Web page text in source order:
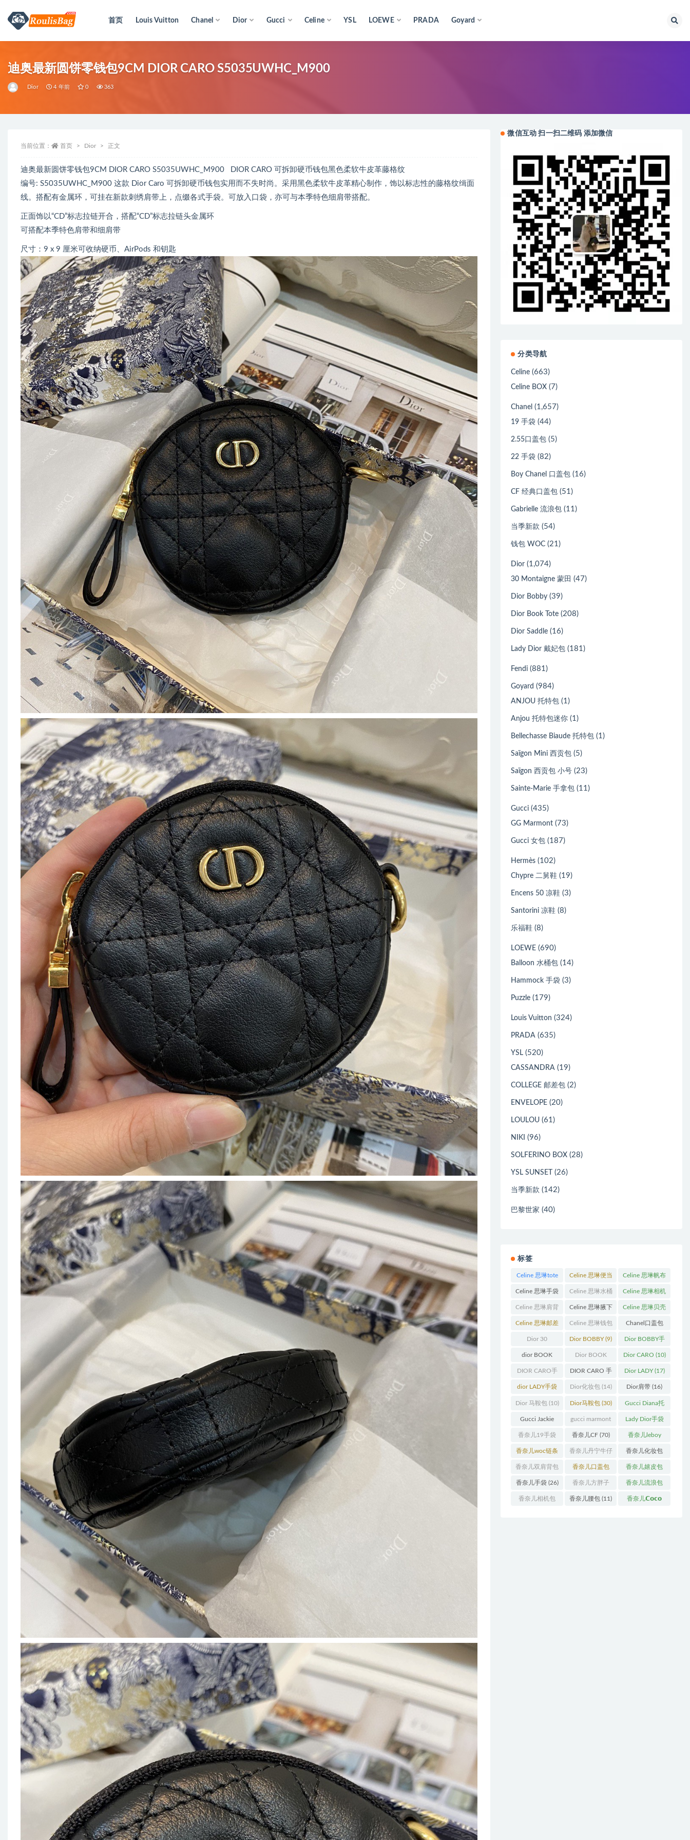
首页 Louis Vuitton Chanel Dior Gucci Celine YSL LOEWE PRADA Goyard
迪奥最新圆饼零钱包9CM DIOR CARO S5035UWHC_M900
Dior 4 年前 0 363
当前位置： 首页 Dior 正文
迪奥最新圆饼零钱包9CM DIOR CARO S5035UWHC_M900 DIOR CARO 可拆卸硬币钱包黑色柔软牛皮革藤格纹
编号: S5035UWHC_M900 这款 Dior Caro 可拆卸硬币钱包实用而不失时尚。采用黑色柔软牛皮革精心制作，饰以标志性的藤格纹缉面
线。搭配有金属环，可挂在新款刺绣肩带上，点缀各式手袋。可放入口袋，亦可与本季特色细肩带搭配。
正面饰以“CD”标志拉链开合，搭配“CD”标志拉链头金属环
可搭配本季特色肩带和细肩带
尺寸：9 x 9 厘米可收纳硬币、AirPods 和钥匙
微信互动 扫一扫二维码 添加微信
分类导航
Celine (663)
Celine BOX (7)
Chanel (1,657)
19 手袋 (44)
2.55口盖包 (5)
22 手袋 (82)
Boy Chanel 口盖包 (16)
CF 经典口盖包 (51)
Gabrielle 流浪包 (11)
当季新款 (54)
钱包 WOC (21)
Dior (1,074)
30 Montaigne 蒙田 (47)
Dior Bobby (39)
Dior Book Tote (208)
Dior Saddle (16)
Lady Dior 戴妃包 (181)
Fendi (881)
Goyard (984)
ANJOU 托特包 (1)
Anjou 托特包迷你 (1)
Bellechasse Biaude 托特包 (1)
Saïgon Mini 西贡包 (5)
Saïgon 西贡包 小号 (23)
Sainte-Marie 手拿包 (11)
Gucci (435)
GG Marmont (73)
Gucci 女包 (187)
Hermès (102)
Chypre 二舅鞋 (19)
Encens 50 凉鞋 (3)
Santorini 凉鞋 (8)
乐福鞋 (8)
LOEWE (690)
Balloon 水桶包 (14)
Hammock 手袋 (3)
Puzzle (179)
Louis Vuitton (324)
PRADA (635)
YSL (520)
CASSANDRA (19)
COLLEGE 邮差包 (2)
ENVELOPE (20)
LOULOU (61)
NIKI (96)
SOLFERINO BOX (28)
YSL SUNSET (26)
当季新款 (142)
巴黎世家 (40)
标签
Celine 思琳tote
包 (23)
Celine 思琳便当
包 (14)
Celine 思琳帆布
包 (18)
Celine 思琳手袋
(250)
Celine 思琳水桶
包 (55)
Celine 思琳相机
包 (11)
Celine 思琳肩背
包 (12)
Celine 思琳腋下
包 (10)
Celine 思琳贝壳
包(12)
Celine 思琳邮差
包(13)
Celine 思琳钱包
(10)
Chanel口盖包
(13)
Dior 30
Montaigne 蒙田
(31)
Dior BOBBY(9) Dior BOBBY手
袋(26)
dior BOOK
TOTE(12)
Dior BOOK
TOTE手袋(163)
Dior CARO (10)
DIOR CARO手
袋(11)
DIOR CARO 手
袋(31)
Dior LADY(17)
dior LADY手袋
(70)
Dior化妆包(14) Dior肩带 (16)
Dior 马鞍包(10) Dior马鞍包(30) Gucci Diana托
特包(11)
Gucci Jackie
(11)
gucci marmont
系列(19)
Lady Dior手袋
(51)
香奈儿19手袋
(27)
香奈儿CF(70) 香奈儿leboy
(13)
香奈儿woc链条
包 (11)
香奈儿丹宁牛仔
(12)
香奈儿化妆包
(13)
香奈儿双肩背包
(13)
香奈儿口盖包
(55)
香奈儿嬉皮包
(10)
香奈儿手袋(26) 香奈儿方胖子
(11)
香奈儿流浪包
(10)
香奈儿相机包 香奈儿腰包 (11) 香奈儿𝗖𝗼𝗰𝗼